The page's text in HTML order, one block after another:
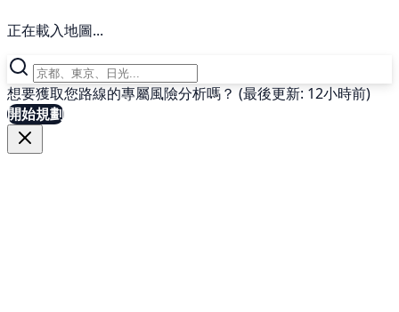
正在載入地圖...
想要獲取您路線的專屬風險分析嗎？ (最後更新: 12小時前)
開始規劃